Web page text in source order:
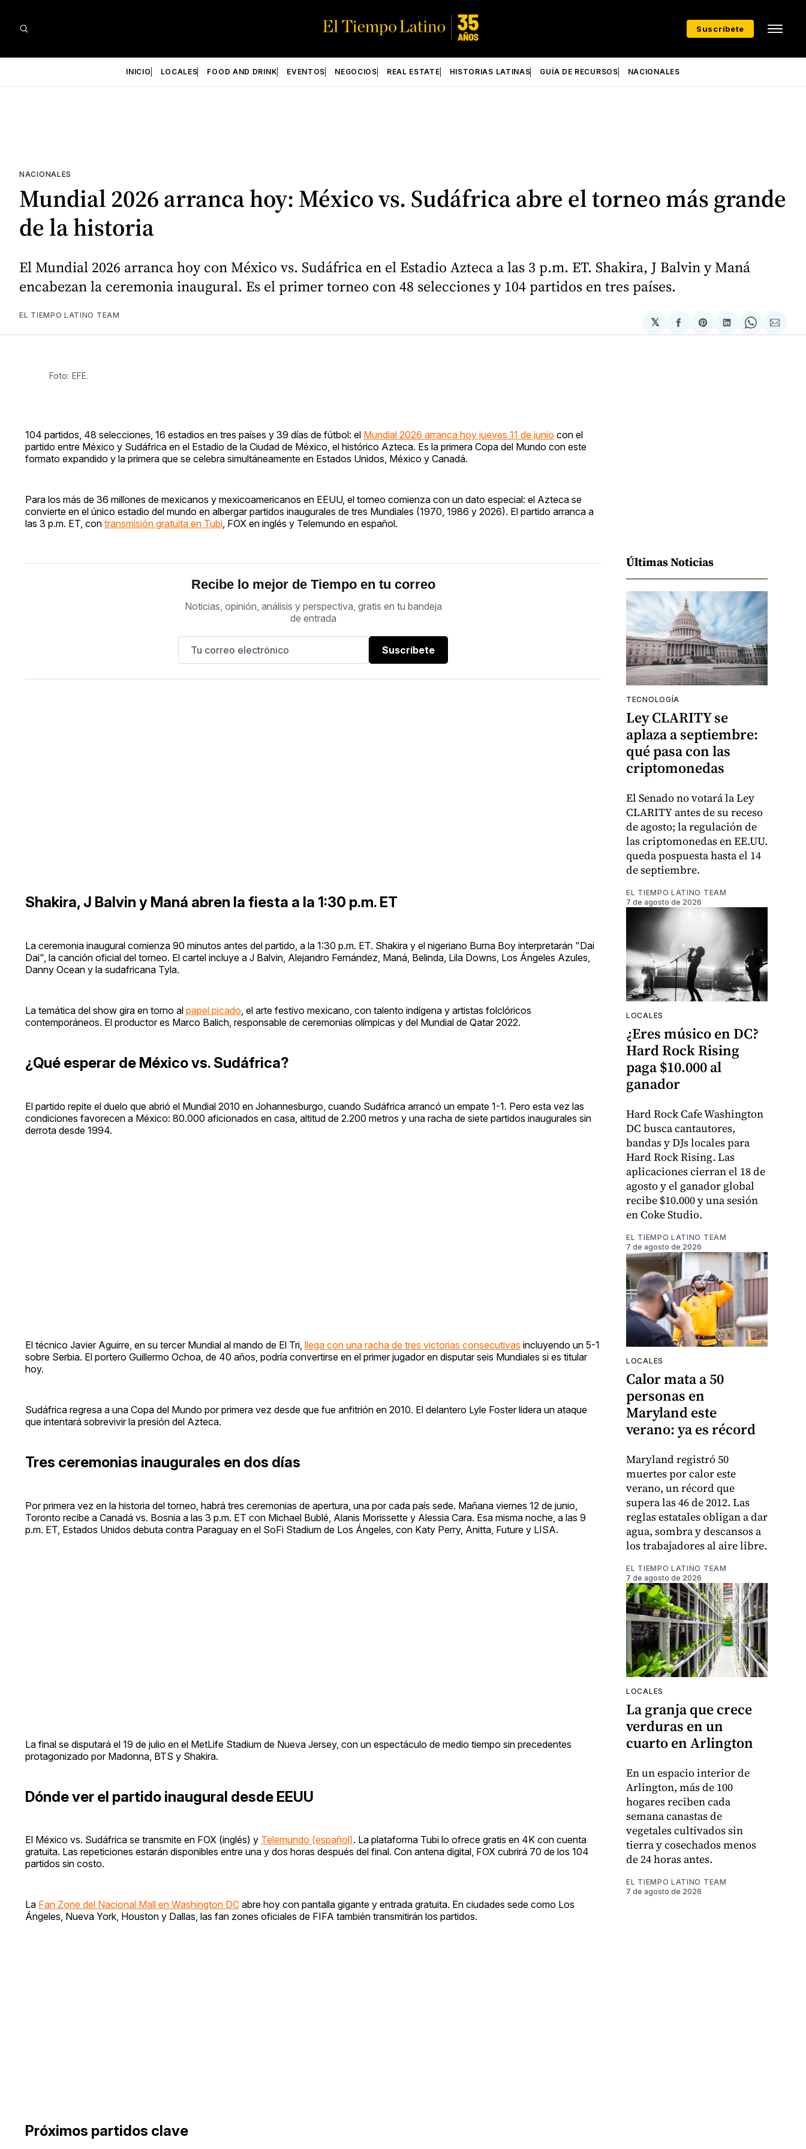
Suscríbete
INICIO LOCALES FOOD AND DRINK EVENTOS NEGOCIOS REAL ESTATE HISTORIAS LATINAS GUÍA DE RECURSOS NACIONALES
NACIONALES
Mundial 2026 arranca hoy: México vs. Sudáfrica abre el torneo más grande
de la historia
El Mundial 2026 arranca hoy con México vs. Sudáfrica en el Estadio Azteca a las 3 p.m. ET. Shakira, J Balvin y Maná
encabezan la ceremonia inaugural. Es el primer torneo con 48 selecciones y 104 partidos en tres países.
EL TIEMPO LATINO TEAM
𝕏
Compartir
en
Share
on
Compartir
en
Share
on
via
Foto: EFE.
104 partidos, 48 selecciones, 16 estadios en tres países y 39 días de fútbol: el Mundial 2026 arranca hoy jueves 11 de junio con el
partido entre México y Sudáfrica en el Estadio de la Ciudad de México, el histórico Azteca. Es la primera Copa del Mundo con este
formato expandido y la primera que se celebra simultáneamente en Estados Unidos, México y Canadá.
Para los más de 36 millones de mexicanos y mexicoamericanos en EEUU, el torneo comienza con un dato especial: el Azteca se
convierte en el único estadio del mundo en albergar partidos inaugurales de tres Mundiales (1970, 1986 y 2026). El partido arranca a
las 3 p.m. ET, con transmisión gratuita en Tubi , FOX en inglés y Telemundo en español.
Recibe lo mejor de Tiempo en tu correo
Noticias, opinión, análisis y perspectiva, gratis en tu bandeja
de entrada
Suscríbete
Shakira, J Balvin y Maná abren la fiesta a la 1:30 p.m. ET
La ceremonia inaugural comienza 90 minutos antes del partido, a la 1:30 p.m. ET. Shakira y el nigeriano Burna Boy interpretarán "Dai
Dai", la canción oficial del torneo. El cartel incluye a J Balvin, Alejandro Fernández, Maná, Belinda, Lila Downs, Los Ángeles Azules,
Danny Ocean y la sudafricana Tyla.
La temática del show gira en torno al papel picado , el arte festivo mexicano, con talento indígena y artistas folclóricos
contemporáneos. El productor es Marco Balich, responsable de ceremonias olímpicas y del Mundial de Qatar 2022.
¿Qué esperar de México vs. Sudáfrica?
El partido repite el duelo que abrió el Mundial 2010 en Johannesburgo, cuando Sudáfrica arrancó un empate 1-1. Pero esta vez las
condiciones favorecen a México: 80.000 aficionados en casa, altitud de 2.200 metros y una racha de siete partidos inaugurales sin
derrota desde 1994.
El técnico Javier Aguirre, en su tercer Mundial al mando de El Tri, llega con una racha de tres victorias consecutivas incluyendo un 5-1
sobre Serbia. El portero Guillermo Ochoa, de 40 años, podría convertirse en el primer jugador en disputar seis Mundiales si es titular
hoy.
Sudáfrica regresa a una Copa del Mundo por primera vez desde que fue anfitrión en 2010. El delantero Lyle Foster lidera un ataque
que intentará sobrevivir la presión del Azteca.
Tres ceremonias inaugurales en dos días
Por primera vez en la historia del torneo, habrá tres ceremonias de apertura, una por cada país sede. Mañana viernes 12 de junio,
Toronto recibe a Canadá vs. Bosnia a las 3 p.m. ET con Michael Bublé, Alanis Morissette y Alessia Cara. Esa misma noche, a las 9
p.m. ET, Estados Unidos debuta contra Paraguay en el SoFi Stadium de Los Ángeles, con Katy Perry, Anitta, Future y LISA.
La final se disputará el 19 de julio en el MetLife Stadium de Nueva Jersey, con un espectáculo de medio tiempo sin precedentes
protagonizado por Madonna, BTS y Shakira.
Dónde ver el partido inaugural desde EEUU
El México vs. Sudáfrica se transmite en FOX (inglés) y Telemundo (español). La plataforma Tubi lo ofrece gratis en 4K con cuenta
gratuita. Las repeticiones estarán disponibles entre una y dos horas después del final. Con antena digital, FOX cubrirá 70 de los 104
partidos sin costo.
La Fan Zone del Nacional Mall en Washington DC abre hoy con pantalla gigante y entrada gratuita. En ciudades sede como Los
Ángeles, Nueva York, Houston y Dallas, las fan zones oficiales de FIFA también transmitirán los partidos.
Próximos partidos clave
Últimas Noticias
TECNOLOGÍA
Ley CLARITY se
aplaza a septiembre:
qué pasa con las
criptomonedas
El Senado no votará la Ley
CLARITY antes de su receso
de agosto; la regulación de
las criptomonedas en EE.UU.
queda pospuesta hasta el 14
de septiembre.
EL TIEMPO LATINO TEAM
7 de agosto de 2026
LOCALES
¿Eres músico en DC?
Hard Rock Rising
paga $10.000 al
ganador
Hard Rock Cafe Washington
DC busca cantautores,
bandas y DJs locales para
Hard Rock Rising. Las
aplicaciones cierran el 18 de
agosto y el ganador global
recibe $10.000 y una sesión
en Coke Studio.
EL TIEMPO LATINO TEAM
7 de agosto de 2026
LOCALES
Calor mata a 50
personas en
Maryland este
verano: ya es récord
Maryland registró 50
muertes por calor este
verano, un récord que
supera las 46 de 2012. Las
reglas estatales obligan a dar
agua, sombra y descansos a
los trabajadores al aire libre.
EL TIEMPO LATINO TEAM
7 de agosto de 2026
LOCALES
La granja que crece
verduras en un
cuarto en Arlington
En un espacio interior de
Arlington, más de 100
hogares reciben cada
semana canastas de
vegetales cultivados sin
tierra y cosechados menos
de 24 horas antes.
EL TIEMPO LATINO TEAM
7 de agosto de 2026